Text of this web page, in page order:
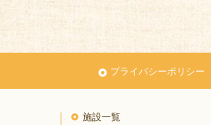
プライバシーポリシー
施設一覧